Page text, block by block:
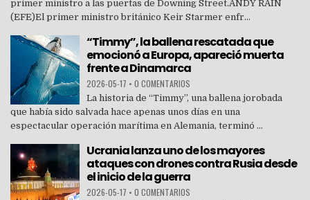
primer ministro a las puertas de Downing Street.ANDY RAIN
(EFE)El primer ministro británico Keir Starmer enfr...
“Timmy”, la ballena rescatada que
emocionó a Europa, apareció muerta
frente a Dinamarca
2026-05-17 • 0 COMENTARIOS
La historia de “Timmy”, una ballena jorobada
que había sido salvada hace apenas unos días en una
espectacular operación marítima en Alemania, terminó ...
Ucrania lanza uno de los mayores
ataques con drones contra Rusia desde
el inicio de la guerra
2026-05-17 • 0 COMENTARIOS